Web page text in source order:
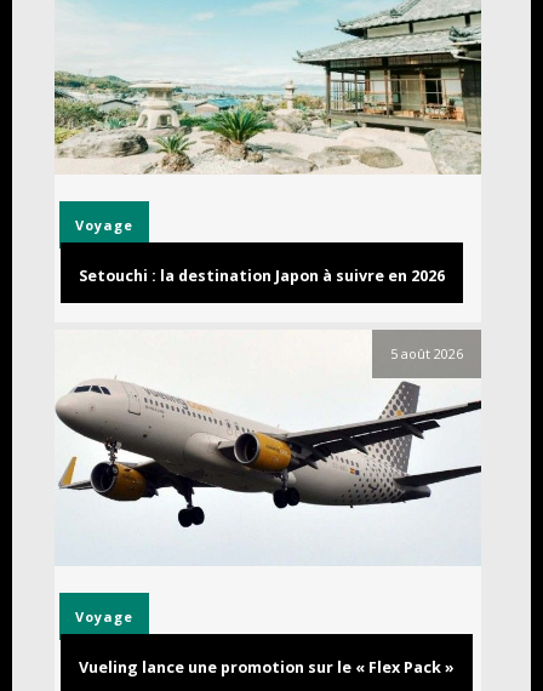
Voyage
Setouchi : la destination Japon à suivre en 2026
5 août 2026
Voyage
Vueling lance une promotion sur le « Flex Pack »